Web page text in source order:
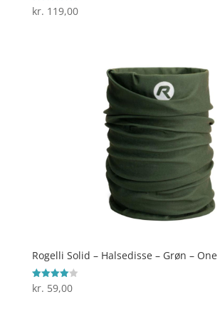
Vurderet
5
kr. 119,00
Rogelli Solid – Halsedisse – Grøn – One
Vurderet
4
kr. 59,00